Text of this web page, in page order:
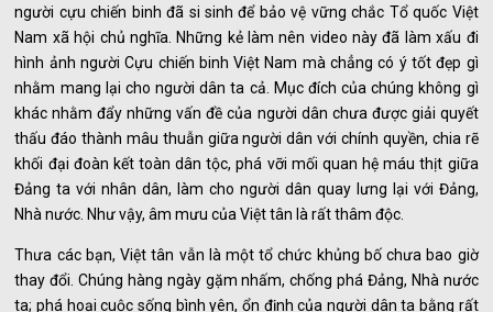
người cựu chiến binh đã si sinh để bảo vệ vững chắc Tổ quốc Việt
Nam xã hội chủ nghĩa. Những kẻ làm nên video này đã làm xấu đi
hình ảnh người Cựu chiến binh Việt Nam mà chẳng có ý tốt đẹp gì
nhằm mang lại cho người dân ta cả. Mục đích của chúng không gì
khác nhằm đẩy những vấn đề của người dân chưa được giải quyết
thấu đáo thành mâu thuẫn giữa người dân với chính quyền, chia rẽ
khối đại đoàn kết toàn dân tộc, phá vỡi mối quan hệ máu thịt giữa
Đảng ta với nhân dân, làm cho người dân quay lưng lại với Đảng,
Nhà nước. Như vậy, âm mưu của Việt tân là rất thâm độc.
Thưa các bạn, Việt tân vẫn là một tổ chức khủng bố chưa bao giờ
thay đổi. Chúng hàng ngày gặm nhấm, chống phá Đảng, Nhà nước
ta; phá hoại cuộc sống bình yên, ổn định của người dân ta bằng rất